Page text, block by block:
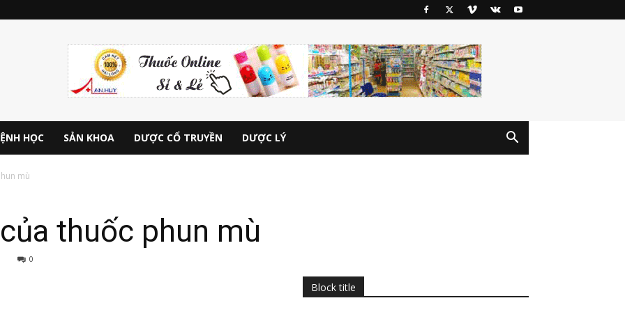
HỌC SẢN KHOA DƯỢC CỔ TRUYỀN DƯỢC LÝ
mù
thuốc phun mù
0
Block title